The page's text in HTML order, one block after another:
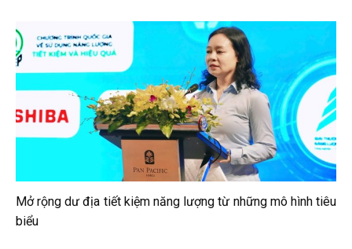
Mở rộng dư địa tiết kiệm năng lượng từ những mô hình tiêu
biểu